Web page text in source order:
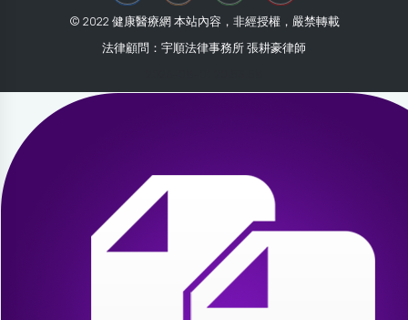
© 2022 健康醫療網 本站內容，非經授權，嚴禁轉載
法律顧問：宇順法律事務所 張耕豪律師